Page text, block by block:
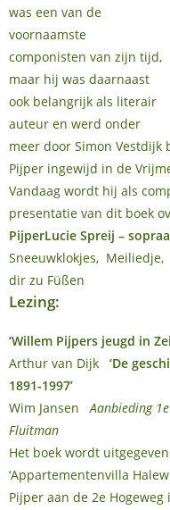
was een van de
voornaamste
componisten van zijn tijd,
maar hij was daarnaast
ook belangrijk als literair
auteur en werd onder
meer door Simon Vestdijk
Pijper ingewijd in de
Vandaag wordt hij als
presentatie van dit boek
PijperLucie Spreij –
Sneeuwklokjes,
dir zu Füßen
Lezing:
‘Willem Pijpers jeugd in
Arthur van Dijk
‘De
1891-1997’
Wim JansenAanbieding
Fluitman
Het boek wordt
‘Appartementenvilla
Pijper aan de 2e